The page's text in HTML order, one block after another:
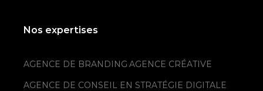
Nos expertises
AGENCE DE BRANDING AGENCE CRÉATIVE
AGENCE DE CONSEIL EN STRATÉGIE DIGITALE